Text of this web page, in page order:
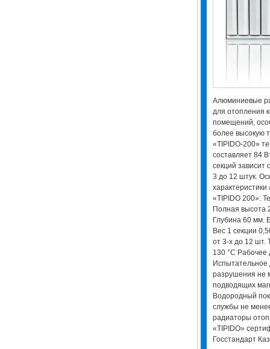
Алюминиевые
для отопления
помещений,
более высокую
«TIPIDO-200»
составляет 84
секций зависит
3 до 12 штук.
«TIPIDO 200»:
Полная высота
Глубина 60 мм.
Вес 1 секции
от 3-х до 12 шт.
130 °С Рабочее
Испытательное
разрушения не
подводящих
Водородный
службы не
радиаторы
«TIPIDO»
Госстандарт